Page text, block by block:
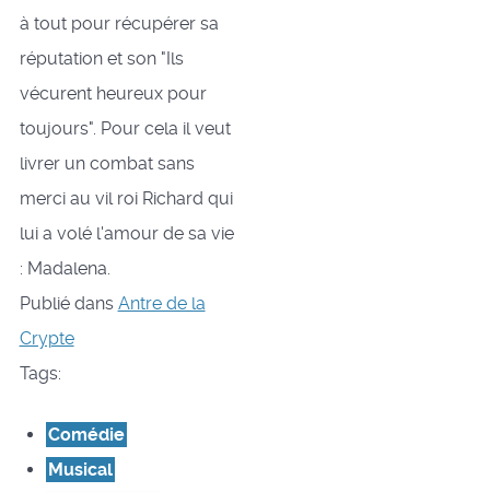
à tout pour récupérer sa
réputation et son "Ils
vécurent heureux pour
toujours". Pour cela il veut
livrer un combat sans
merci au vil roi Richard qui
lui a volé l'amour de sa vie
: Madalena.
Publié dans Antre de la
Crypte
Tags:
Comédie
Musical